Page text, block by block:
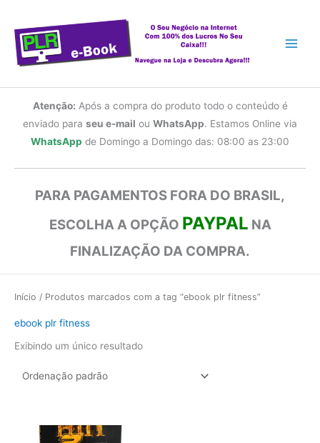
conteúdo
Atenção: Após a compra do produto todo o conteúdo é
enviado para seu e-mail ou WhatsApp. Estamos Online via
WhatsApp de Domingo a Domingo das: 08:00 as 23:00
PARA PAGAMENTOS FORA DO BRASIL,
ESCOLHA A OPÇÃO PAYPAL NA
FINALIZAÇÃO DA COMPRA.
Início / Produtos marcados com a tag “ebook plr fitness”
ebook plr fitness
Exibindo um único resultado